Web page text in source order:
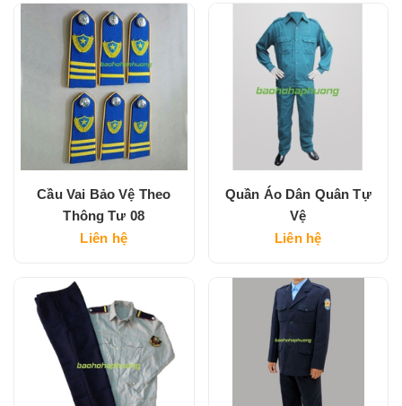
Cầu Vai Bảo Vệ Theo
Thông Tư 08
Liên hệ
Quần Áo Dân Quân Tự
Vệ
Liên hệ